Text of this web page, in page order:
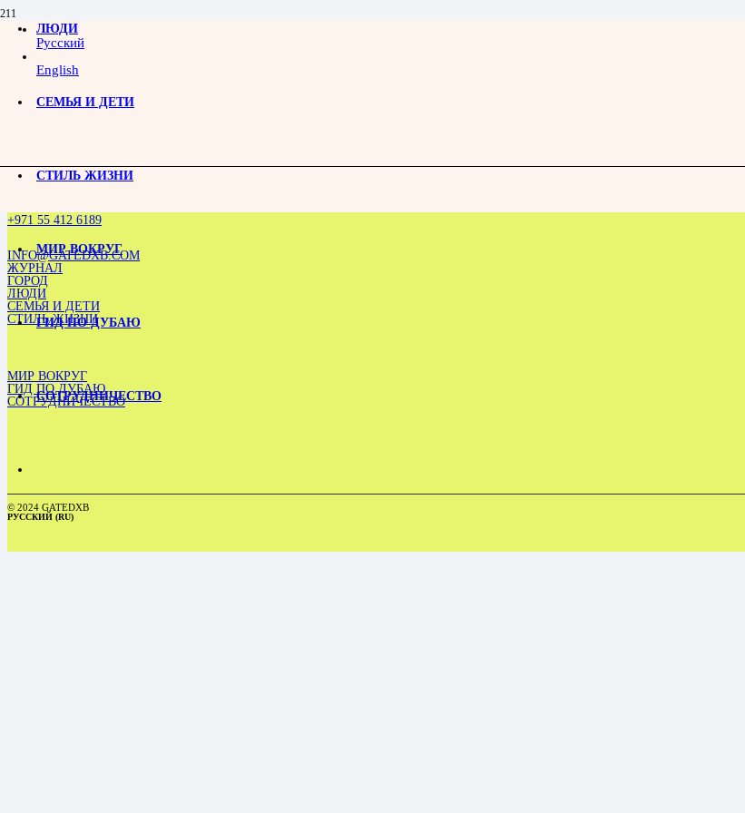
Русский
English
ЛЮДИ
СЕМЬЯ И ДЕТИ
СТИЛЬ ЖИЗНИ
МИР ВОКРУГ
ГИД ПО ДУБАЮ
СОТРУДНИЧЕСТВО
Музыка без границ: конференция в честь визита Владимира Спивакова в Дубай
+971 55 412 6189
INFO@GATEDXB.COM
ЖУРНАЛ
ГОРОД
ЛЮДИ
СЕМЬЯ И ДЕТИ
СТИЛЬ ЖИЗНИ
МИР ВОКРУГ
ГИД ПО ДУБАЮ
СОТРУДНИЧЕСТВО
© 2024 GATEDXB
РУССКИЙ (RU)